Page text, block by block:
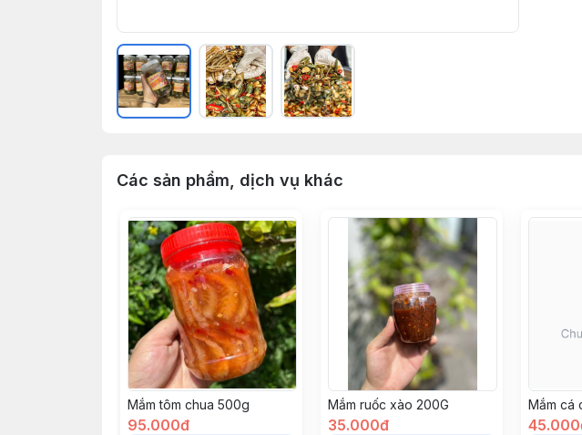
Các sản phẩm, dịch vụ khác
Mắm tôm chua 500g
95.000đ
Mắm ruốc xào 200G
35.000đ
Mắm cá